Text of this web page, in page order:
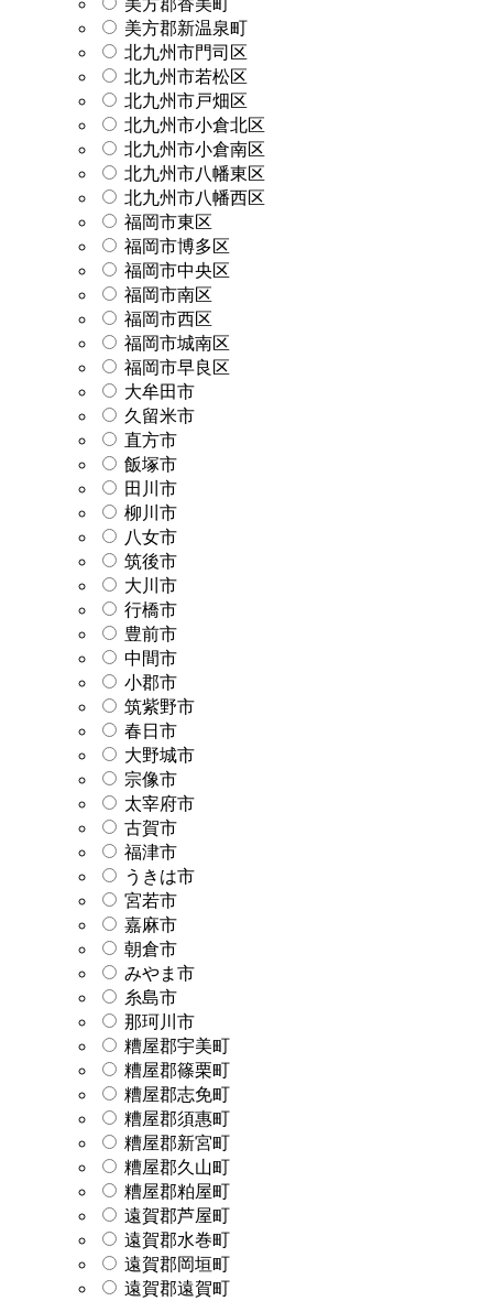
美方郡新温泉町
北九州市門司区
北九州市若松区
北九州市戸畑区
北九州市小倉北区
北九州市小倉南区
北九州市八幡東区
北九州市八幡西区
福岡市東区
福岡市博多区
福岡市中央区
福岡市南区
福岡市西区
福岡市城南区
福岡市早良区
大牟田市
久留米市
直方市
飯塚市
田川市
柳川市
八女市
筑後市
大川市
行橋市
豊前市
中間市
小郡市
筑紫野市
春日市
大野城市
宗像市
太宰府市
古賀市
福津市
うきは市
宮若市
嘉麻市
朝倉市
みやま市
糸島市
那珂川市
糟屋郡宇美町
糟屋郡篠栗町
糟屋郡志免町
糟屋郡須惠町
糟屋郡新宮町
糟屋郡久山町
糟屋郡粕屋町
遠賀郡芦屋町
遠賀郡水巻町
遠賀郡岡垣町
遠賀郡遠賀町